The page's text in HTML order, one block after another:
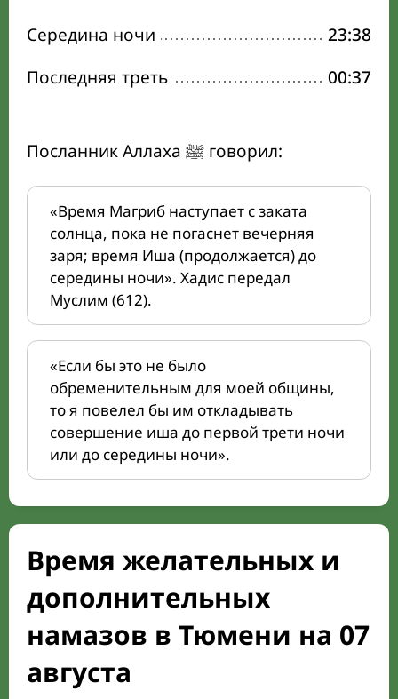
Середина ночи
23:38
Последняя треть
00:37
Посланник Аллаха ﷺ говорил:
«Время Магриб наступает с заката
солнца, пока не погаснет вечерняя
заря; время Иша (продолжается) до
середины ночи». Хадис передал
Муслим (612).
«Если бы это не было
обременительным для моей общины,
то я повелел бы им откладывать
совершение иша до первой трети ночи
или до середины ночи».
Время желательных и
дополнительных
намазов в Тюмени на 07
августа